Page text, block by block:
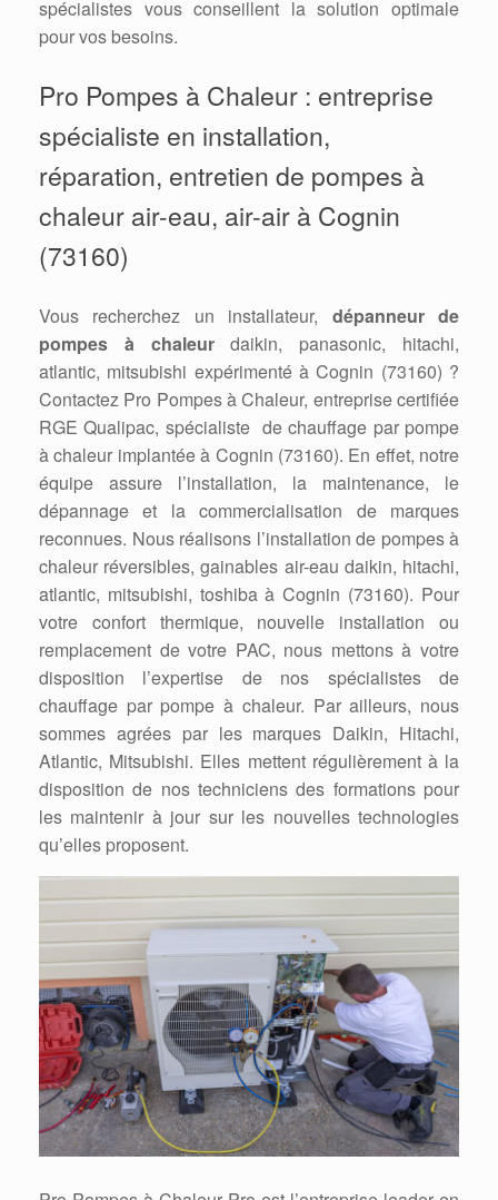
spécialistes vous conseillent la solution optimale
pour vos besoins.
Pro Pompes à Chaleur : entreprise
spécialiste en installation,
réparation, entretien de pompes à
chaleur air-eau, air-air à Cognin
(73160)
Vous recherchez un installateur, dépanneur de
pompes à chaleurdaikin, panasonic, hitachi,
atlantic, mitsubishi expérimenté à Cognin (73160) ?
Contactez Pro Pompes à Chaleur, entreprise certifiée
RGE Qualipac, spécialiste de chauffage par pompe
à chaleur implantée à Cognin (73160). En effet, notre
équipe assure l’installation, la maintenance, le
dépannage et la commercialisation de marques
reconnues. Nous réalisons l’installation de pompes à
chaleur réversibles, gainables air-eau daikin, hitachi,
atlantic, mitsubishi, toshiba à Cognin (73160). Pour
votre confort thermique, nouvelle installation ou
remplacement de votre PAC, nous mettons à votre
disposition l’expertise de nos spécialistes de
chauffage par pompe à chaleur. Par ailleurs, nous
sommes agrées par les marques Daikin, Hitachi,
Atlantic, Mitsubishi. Elles mettent régulièrement à la
disposition de nos techniciens des formations pour
les maintenir à jour sur les nouvelles technologies
qu’elles proposent.